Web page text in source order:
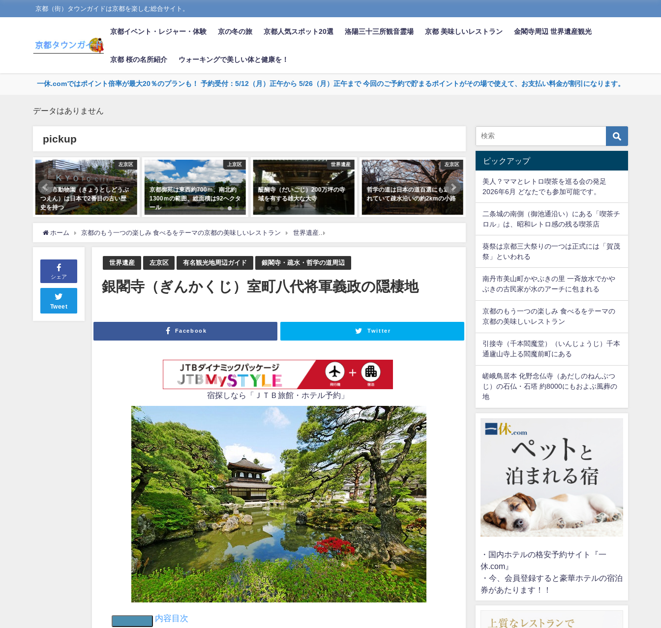
京都（街）タウンガイドは京都を楽しむ総合サイト。
京都イベント・レジャー・体験 京の冬の旅 京都人気スポット20選 洛陽三十三所観音霊場 京都 美味しいレストラン 金閣寺周辺 世界遺産観光
京都 桜の名所紹介 ウォーキングで美しい体と健康を！
一休.comではポイント倍率が最大20％のプランも！ 予約受付：5/12（月）正午から 5/26（月）正午まで 今回のご予約で貯まるポイントがその場で使えて、お支払い料金が割引になります。
データはありません
pickup
左京区
うとしどうぶ
上京区
京都御苑は東西約700ｍ、南北約
1300ｍの範囲、総面積は92ヘクタ
ール
世界遺産
醍醐寺（だいごじ）200万坪の寺
域を有する雄大な大寺
左京区
哲学の道は日本の道百選にも選ば
れていて疎水沿いの約2kmの小路
京都の表玄関JR京都駅中央口の眼
前にそびえる京都タワー
北野天満宮｜天神さんとも呼ばれ
ホーム 京都のもう一つの楽しみ 食べるをテーマの京都の美味しいレストラン 世界遺産
シェア
Tweet
世界遺産 左京区 有名観光地周辺ガイド 銀閣寺・疏水・哲学の道周辺
銀閣寺（ぎんかくじ）室町八代将軍義政の隠棲地
Facebook Twitter
宿探しなら「ＪＴＢ旅館・ホテル予約」
内容目次
ピックアップ
美人？ママとレトロ喫茶を巡る会の発足
2026年6月 どなたでも参加可能です。
二条城の南側（御池通沿い）にある「喫茶チ
ロル」は、昭和レトロ感の残る喫茶店
葵祭は京都三大祭りの一つは正式には「賀茂
祭」といわれる
南丹市美山町かやぶきの里 一斉放水でかや
ぶきの古民家が水のアーチに包まれる
京都のもう一つの楽しみ 食べるをテーマの
京都の美味しいレストラン
引接寺（千本閻魔堂）（いんじょうじ）千本
通廬山寺上る閻魔前町にある
嵯峨鳥居本 化野念仏寺（あだしのねんぶつ
じ）の石仏・石塔 約8000にもおよぶ風葬の
地
・国内ホテルの格安予約サイト『一
休.com』
・今、会員登録すると豪華ホテルの宿泊
券があたります！！